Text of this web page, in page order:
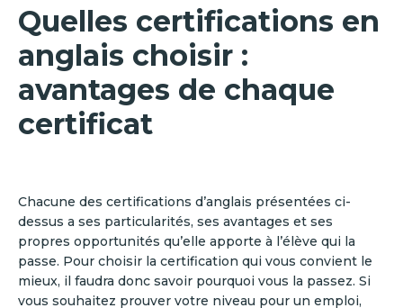
Quelles certifications en
anglais choisir :
avantages de chaque
certificat
Chacune des certifications d’anglais présentées ci-
dessus a ses particularités, ses avantages et ses
propres opportunités qu’elle apporte à l’élève qui la
passe. Pour choisir la certification qui vous convient le
mieux, il faudra donc savoir pourquoi vous la passez. Si
vous souhaitez prouver votre niveau pour un emploi,